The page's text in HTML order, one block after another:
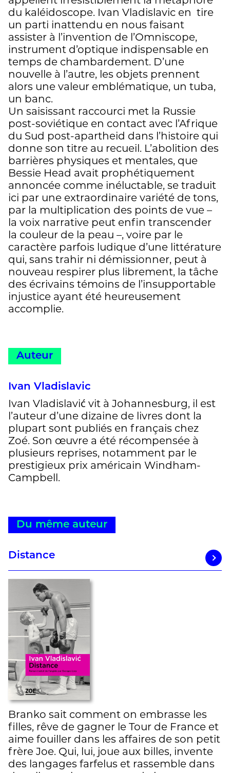
du kaléidoscope. Ivan Vladislavic en tire
un parti inattendu en nous faisant
assister à l’invention de l’Omniscope,
instrument d’optique indispensable en
temps de chambardement. D’une
nouvelle à l’autre, les objets prennent
alors une valeur emblématique, un tuba,
un banc.
Un saisissant raccourci met la Russie
post-soviétique en contact avec l’Afrique
du Sud post-apartheid dans l’histoire qui
donne son titre au recueil. L’abolition des
barrières physiques et mentales, que
Bessie Head avait prophétiquement
annoncée comme inéluctable, se traduit
ici par une extraordinaire variété de tons,
par la multiplication des points de vue –
la voix narrative peut enfin transcender
la couleur de la peau –, voire par le
caractère parfois ludique d’une littérature
qui, sans trahir ni démissionner, peut à
nouveau respirer plus librement, la tâche
des écrivains témoins de l’insupportable
injustice ayant été heureusement
accomplie.
Auteur
Ivan Vladislavic
Ivan Vladislavić vit à Johannesburg, il est
l’auteur d’une dizaine de livres dont la
plupart sont publiés en français chez
Zoé. Son œuvre a été récompensée à
plusieurs reprises, notamment par le
prestigieux prix américain Windham-
Campbell.
Du même auteur
Distance
Branko sait comment on embrasse les
filles, rêve de gagner le Tour de France et
aime fouiller dans les affaires de son petit
frère Joe. Qui, lui, joue aux billes, invente
des langages farfelus et rassemble dans